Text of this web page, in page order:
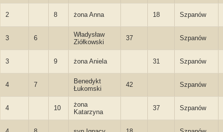
2 8 żona Anna 18 Szpanów
3 6
Władysław
Ziółkowski
37 Szpanów
3 9 żona Aniela 31 Szpanów
4 7
Benedykt
Łukomski
42 Szpanów
4 10
żona
Katarzyna
37 Szpanów